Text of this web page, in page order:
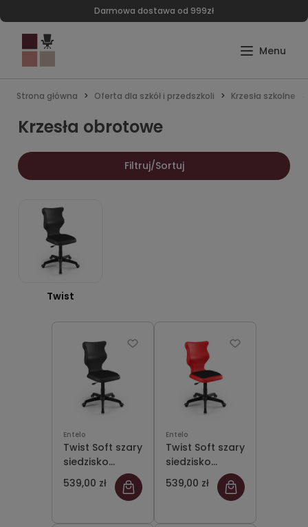
Darmowa dostawa od 999zł
Strona główna Oferta dla szkół i przedszkoli Krzesła szkolne
Krzesła obrotowe
Filtruj/Sortuj
Twist
Entelo
Twist Soft szary
siedzisko
czarne rozmiar
4 WK+P - bez
podłokietników
- stopki
539,00 zł
Entelo
Twist Soft szary
siedzisko
czerwone
rozmiar 4 WK+P
podłokietników
539,00 zł